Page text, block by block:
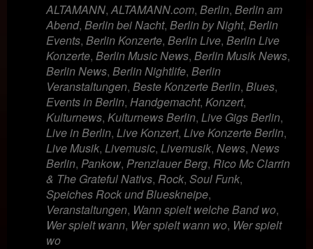
ALTAMANN,ALTAMANN.com, Berlin, Berlin am
Abend, Berlin bei Nacht, Berlin by Night, Berlin
Events, Berlin Konzerte, Berlin Live, Berlin Live
Konzerte, Berlin Music News, Berlin Musik News,
Berlin News, Berlin Nightlife, Berlin
Veranstaltungen, Beste Konzerte Berlin, Blues,
Events in Berlin, Handgemacht, Konzert,
Kulturnews, Kulturnews Berlin, Live Gigs Berlin,
Live in Berlin, Live Konzert, Live Konzerte Berlin,
Live Musik, Livemusic, Livemusik, News, News
Berlin, Pankow, Prenzlauer Berg, Rico Mc Clarrin
& The Grateful Nativs, Rock, Soul Funk,
Speiches Rock und Blueskneipe,
Veranstaltungen, Wann spielt welche Band wo,
Wer spielt wann, Wer spielt wann wo, Wer spielt
wo